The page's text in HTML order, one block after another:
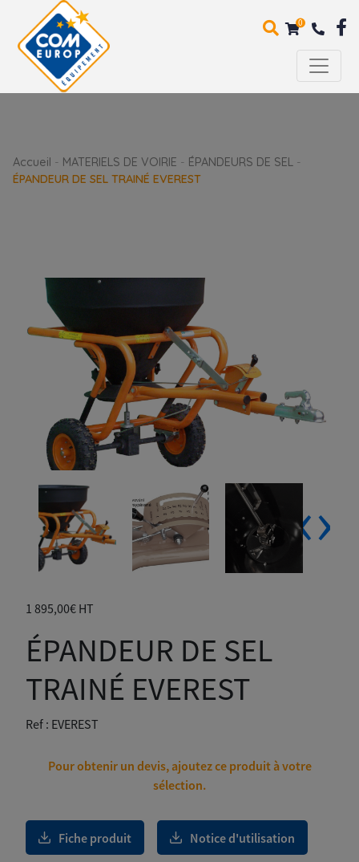
0
Accueil - MATERIELS DE VOIRIE - ÉPANDEURS DE SEL -
ÉPANDEUR DE SEL TRAINÉ EVEREST
‹›
1 895,00€ HT
ÉPANDEUR DE SEL
TRAINÉ EVEREST
Ref : EVEREST
Pour obtenir un devis, ajoutez ce produit à votre
sélection.
Fiche produit Notice d'utilisation